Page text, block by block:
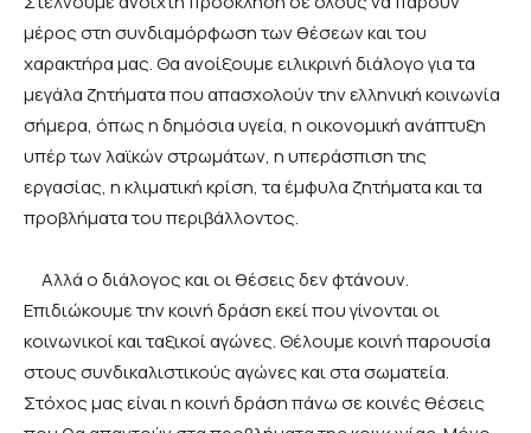
μέρος στη συνδιαμόρφωση των θέσεων και του
χαρακτήρα μας. Θα ανοίξουμε ειλικρινή διάλογο για τα
μεγάλα ζητήματα που απασχολούν την ελληνική κοινωνία
σήμερα, όπως η δημόσια υγεία, η οικονομική ανάπτυξη
υπέρ των λαϊκών στρωμάτων, η υπεράσπιση της
εργασίας, η κλιματική κρίση, τα έμφυλα ζητήματα και τα
προβλήματα του περιβάλλοντος.
Αλλά ο διάλογος και οι θέσεις δεν φτάνουν.
Επιδιώκουμε την κοινή δράση εκεί που γίνονται οι
κοινωνικοί και ταξικοί αγώνες. Θέλουμε κοινή παρουσία
στους συνδικαλιστικούς αγώνες και στα σωματεία.
Στόχος μας είναι η κοινή δράση πάνω σε κοινές θέσεις